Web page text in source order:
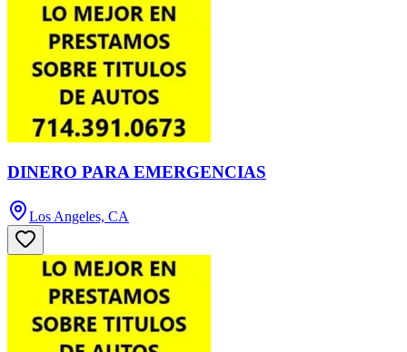
DINERO PARA EMERGENCIAS
Los Angeles, CA